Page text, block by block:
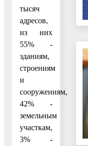
тысяч
адресов,
из них
55% -
зданиям,
строениям
и
сооружениям,
42% -
земельным
участкам,
3% -